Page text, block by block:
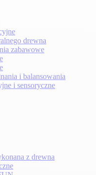
drewna
zabawowe
i balansowania
i sensoryczne
z drewna